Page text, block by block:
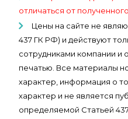
отличаться от
Цены на сайте не
437 ГК РФ) и действуют
сотрудниками компании и
печатью. Все материалы
характер, информация о
характер и не является
определяемой Статьей